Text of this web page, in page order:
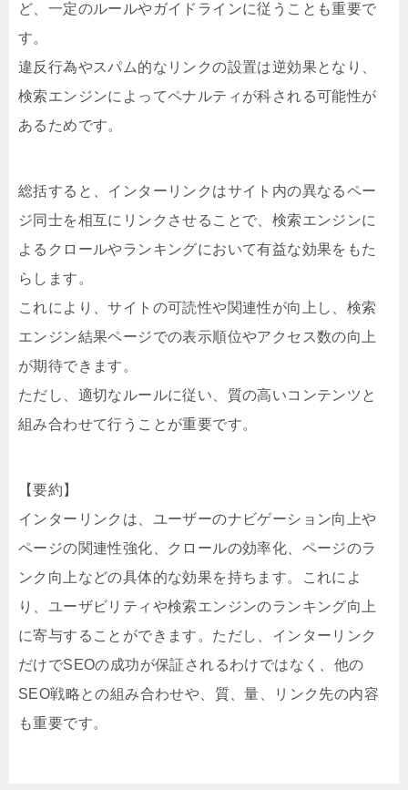
ど、一定のルールやガイドラインに従うことも重要で
す。
違反行為やスパム的なリンクの設置は逆効果となり、
検索エンジンによってペナルティが科される可能性が
あるためです。
総括すると、インターリンクはサイト内の異なるペー
ジ同士を相互にリンクさせることで、検索エンジンに
よるクロールやランキングにおいて有益な効果をもた
らします。
これにより、サイトの可読性や関連性が向上し、検索
エンジン結果ページでの表示順位やアクセス数の向上
が期待できます。
ただし、適切なルールに従い、質の高いコンテンツと
組み合わせて行うことが重要です。
【要約】
インターリンクは、ユーザーのナビゲーション向上や
ページの関連性強化、クロールの効率化、ページのラ
ンク向上などの具体的な効果を持ちます。これによ
り、ユーザビリティや検索エンジンのランキング向上
に寄与することができます。ただし、インターリンク
だけでSEOの成功が保証されるわけではなく、他の
SEO戦略との組み合わせや、質、量、リンク先の内容
も重要です。